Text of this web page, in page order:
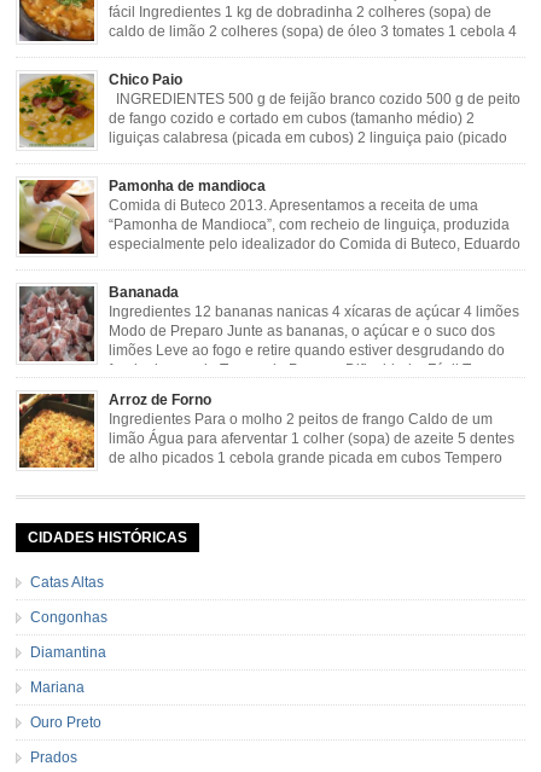
fácil Ingredientes 1 kg de dobradinha 2 colheres (sopa) de
caldo de limão 2 colheres (sopa) de óleo 3 tomates 1 cebola 4
gosto Modo de Preparo: Lavar muito bem a dobradinha com limão. Deixar de
molho […]
Chico Paio
INGREDIENTES 500 g de feijão branco cozido 500 g de peito
de fango cozido e cortado em cubos (tamanho médio) 2
liguiças calabresa (picada em cubos) 2 linguiça paio (picado
verde 2 dentes de alho amassado 3 colheres de óleo 2 […]
Pamonha de mandioca
Comida di Buteco 2013. Apresentamos a receita de uma
“Pamonha de Mandioca”, com recheio de linguiça, produzida
especialmente pelo idealizador do Comida di Buteco, Eduardo
cebola picadinha 100gr de mandioca crua ralada e espremida 1 colher café
de manteiga 35ml de leite Palha de milho verde 1 […]
Bananada
Ingredientes 12 bananas nanicas 4 xícaras de açúcar 4 limões
Modo de Preparo Junte as bananas, o açúcar e o suco dos
limões Leve ao fogo e retire quando estiver desgrudando do
fundo da panela Tempo de Preparo Dificuldade: Fácil Tempo
de Preparo: 40 minutos http://eusoumineirouaiso.com.br/culinaria-
mineira/bananada#tempo-de-preparo
Arroz de Forno
Ingredientes Para o molho 2 peitos de frango Caldo de um
limão Água para aferventar 1 colher (sopa) de azeite 5 dentes
de alho picados 1 cebola grande picada em cubos Tempero
pele e sem sementes 1 pitada de noz moscada Salsa e cebolinha Pimenta
CIDADES HISTÓRICAS
Catas Altas
Congonhas
Diamantina
Mariana
Ouro Preto
Prados